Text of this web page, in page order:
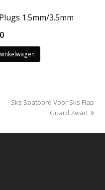
1.5mm/3.5mm
next
Sks Spatbord Voor Sks Flap
Guard Zwart